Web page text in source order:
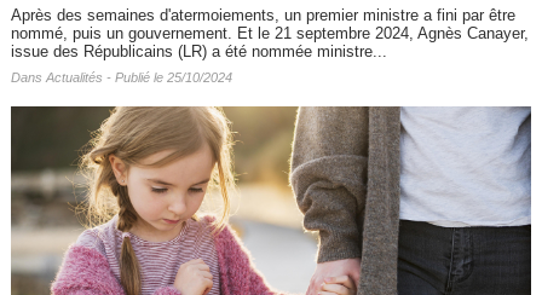
Après des semaines d'atermoiements, un premier ministre a fini par être
nommé, puis un gouvernement. Et le 21 septembre 2024, Agnès Canayer,
issue des Républicains (LR) a été nommée ministre...
Dans Actualités - Publié le 25/10/2024